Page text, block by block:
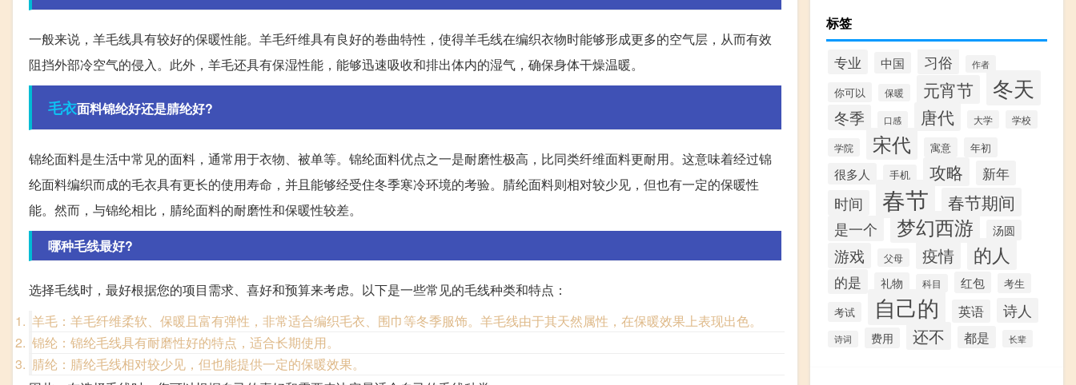
一般来说，羊毛线具有较好的保暖性能。羊毛纤维具有良好的卷曲特性，使得羊毛线在编织衣物时能够形成更多的空气层，从而有效
阻挡外部冷空气的侵入。此外，羊毛还具有保湿性能，能够迅速吸收和排出体内的湿气，确保身体干燥温暖。
毛衣面料锦纶好还是腈纶好?
锦纶面料是生活中常见的面料，通常用于衣物、被单等。锦纶面料优点之一是耐磨性极高，比同类纤维面料更耐用。这意味着经过锦
纶面料编织而成的毛衣具有更长的使用寿命，并且能够经受住冬季寒冷环境的考验。腈纶面料则相对较少见，但也有一定的保暖性
能。然而，与锦纶相比，腈纶面料的耐磨性和保暖性较差。
哪种毛线最好?
选择毛线时，最好根据您的项目需求、喜好和预算来考虑。以下是一些常见的毛线种类和特点：
羊毛：羊毛纤维柔软、保暖且富有弹性，非常适合编织毛衣、围巾等冬季服饰。羊毛线由于其天然属性，在保暖效果上表现出色。
锦纶：锦纶毛线具有耐磨性好的特点，适合长期使用。
腈纶：腈纶毛线相对较少见，但也能提供一定的保暖效果。
标签
专业 中国 习俗 作者
你可以 保暖 元宵节 冬天
冬季 口感 唐代 大学 学校
学院 宋代 寓意 年初
很多人 手机 攻略 新年
时间 春节 春节期间
是一个 梦幻西游 汤圆
游戏 父母 疫情 的人
的是 礼物 科目 红包
考生
考试
自己的 英语 诗人
诗词 费用 还不 都是 长辈